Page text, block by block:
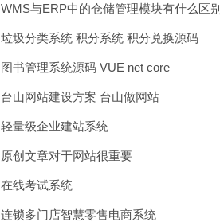
WMS与ERP中的仓储管理模块有什么区别
垃圾分类系统 积分系统 积分兑换源码
图书管理系统源码 VUE net core
台山网站建设方案 台山做网站
轻量级企业建站系统
原创文章对于网站很重要
在线考试系统
连锁多门店智慧零售电商系统